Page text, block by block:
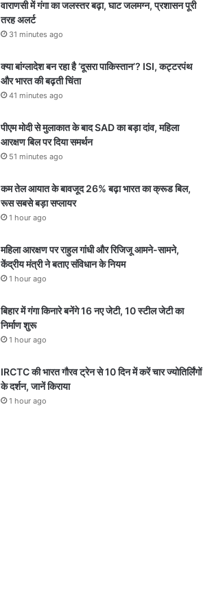
वाराणसी में गंगा का जलस्तर बढ़ा, घाट जलमग्न, प्रशासन पूरी
तरह अलर्ट
31 minutes ago
क्या बांग्लादेश बन रहा है ‘दूसरा पाकिस्तान’? ISI, कट्टरपंथ
और भारत की बढ़ती चिंता
41 minutes ago
पीएम मोदी से मुलाकात के बाद SAD का बड़ा दांव, महिला
आरक्षण बिल पर दिया समर्थन
51 minutes ago
कम तेल आयात के बावजूद 26% बढ़ा भारत का क्रूड बिल,
रूस सबसे बड़ा सप्लायर
1 hour ago
महिला आरक्षण पर राहुल गांधी और रिजिजू आमने-सामने,
केंद्रीय मंत्री ने बताए संविधान के नियम
1 hour ago
बिहार में गंगा किनारे बनेंगे 16 नए जेटी, 10 स्टील जेटी का
निर्माण शुरू
1 hour ago
IRCTC की भारत गौरव ट्रेन से 10 दिन में करें चार ज्योतिर्लिंगों
के दर्शन, जानें किराया
1 hour ago